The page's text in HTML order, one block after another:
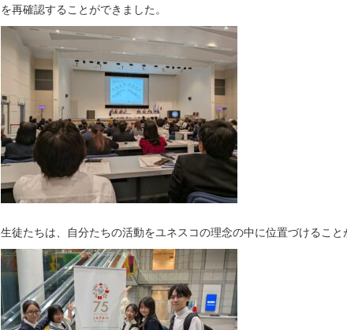
を再確認することができました。
生徒たちは、自分たちの活動をユネスコの理念の中に位置づけること